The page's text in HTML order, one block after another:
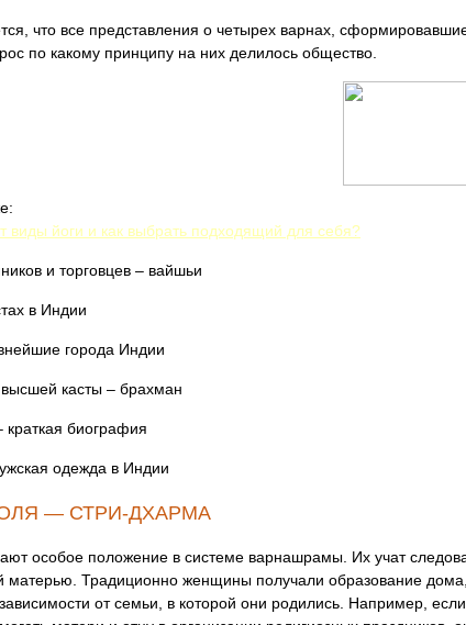
что все представления о четырех варнах,
по какому принципу на них делилось общество.
виды йоги и как выбрать подходящий для себя?
и торговцев – вайшьи
в Индии
города Индии
касты – брахман
биография
одежда в Индии
— СТРИ-ДХАРМА
особое положение в системе варнашрамы. Их учат
Традиционно женщины получали образование дома,
от семьи, в которой они родились. Например,